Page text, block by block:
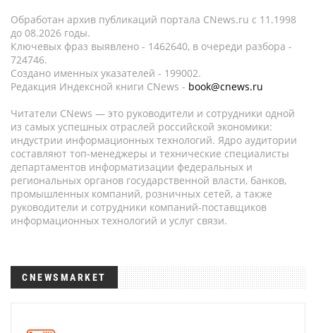
Обработан архив публикаций портала CNews.ru c 11.1998
до 08.2026 годы.
Ключевых фраз выявлено - 1462640, в очереди разбора -
724746.
Создано именных указателей - 199002.
Редакция Индексной книги CNews - book@cnews.ru
Читатели CNews — это руководители и сотрудники одной
из самых успешных отраслей российской экономики:
индустрии информационных технологий. Ядро аудитории
составляют топ-менеджеры и технические специалисты
департаментов информатизации федеральных и
региональных органов государственной власти, банков,
промышленных компаний, розничных сетей, а также
руководители и сотрудники компаний-поставщиков
информационных технологий и услуг связи.
CNEWSMARKET